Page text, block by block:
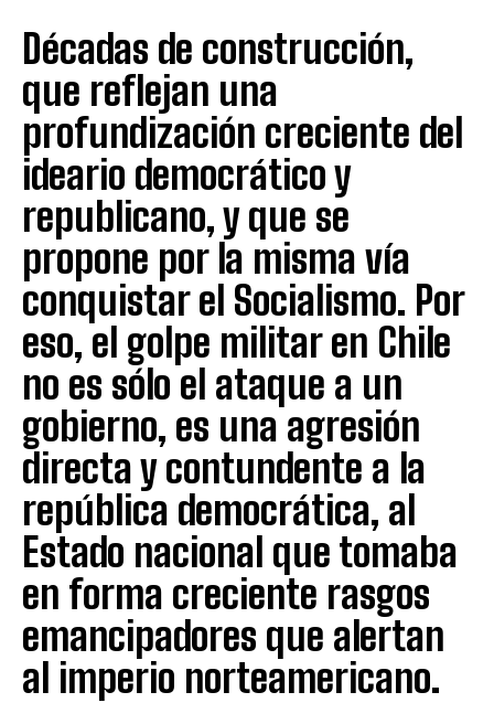
Décadas de construcción,
que reflejan una
profundización creciente del
ideario democrático y
republicano, y que se
propone por la misma vía
conquistar el Socialismo. Por
eso, el golpe militar en Chile
no es sólo el ataque a un
gobierno, es una agresión
directa y contundente a la
república democrática, al
Estado nacional que tomaba
en forma creciente rasgos
emancipadores que alertan
al imperio norteamericano.